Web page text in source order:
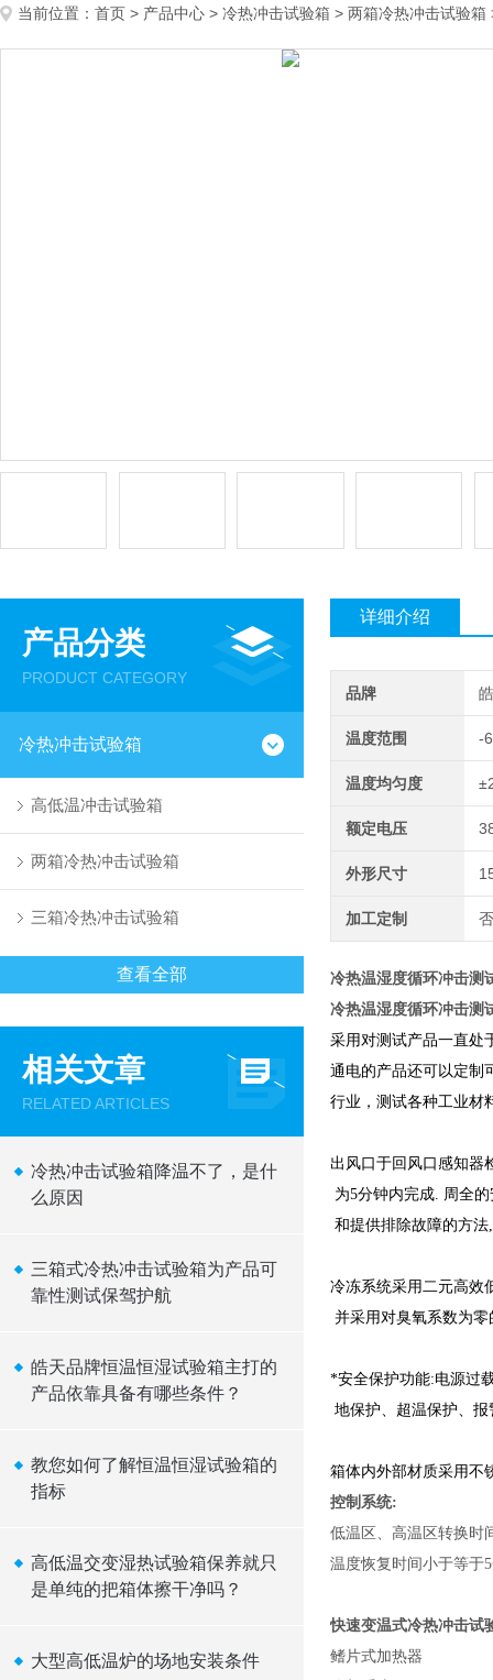
当前位置： 首页 > 产品中心 > 冷热冲击试验箱 > 两箱冷热冲击试验箱
产品分类
PRODUCT CATEGORY
冷热冲击试验箱
高低温冲击试验箱
两箱冷热冲击试验箱
三箱冷热冲击试验箱
查看全部
相关文章
RELATED ARTICLES
冷热冲击试验箱降温不了，是什
么原因
三箱式冷热冲击试验箱为产品可
靠性测试保驾护航
皓天品牌恒温恒湿试验箱主打的
产品依靠具备有哪些条件？
教您如何了解恒温恒湿试验箱的
指标
高低温交变湿热试验箱保养就只
是单纯的把箱体擦干净吗？
大型高低温炉的场地安装条件
详细介绍
品牌
温度范围 -
温度均匀度
额定电压
外形尺寸
加工定制
冷热温湿度循环冲击测
冷热温湿度循环冲击测
采用对测试产品一直处
通电的产品还可以定制
行业，测试各种工业材
出风口于回风口感知器
为5分钟内完成. 周全
和提供排除故障的方法,
冷冻系统采用二元高效
并采用对臭氧系数为
*安全保护功能:电源过
地保护、超温保护、
箱体内外部材质采用不
控制系统:
低温区、高温区转换时
温度恢复时间小于等于
快速变温式冷热冲击试
鳍片式加热器